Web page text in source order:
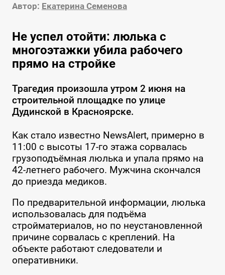
Автор: Екатерина Семенова
Не успел отойти: люлька с
многоэтажки убила рабочего
прямо на стройке
Трагедия произошла утром 2 июня на
строительной площадке по улице
Дудинской в Красноярске.
Как стало известно NewsAlert, примерно в
11:00 с высоты 17-го этажа сорвалась
грузоподъёмная люлька и упала прямо на
42-летнего рабочего. Мужчина скончался
до приезда медиков.
По предварительной информации, люлька
использовалась для подъёма
стройматериалов, но по неустановленной
причине сорвалась с креплений. На
объекте работают следователи и
оперативники.